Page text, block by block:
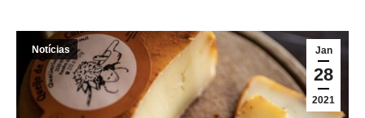
Jan
28
2021
Notícias